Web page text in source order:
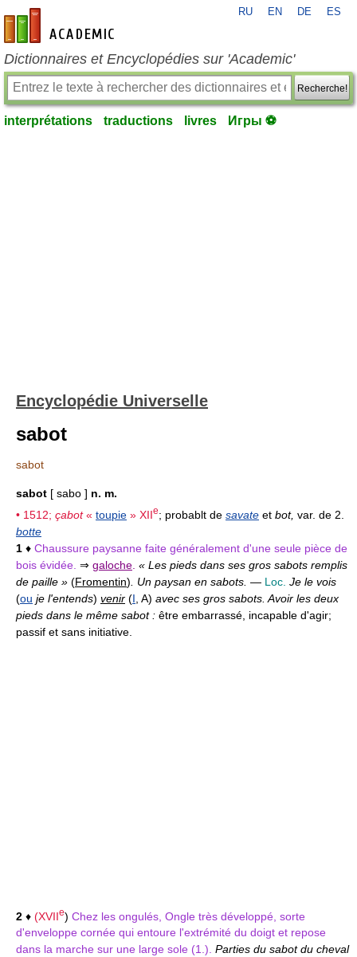
fr-academic.com
RU EN DE ES
Dictionnaires et Encyclopédies sur 'Academic'
Recherche!
interprétations traductions livres Игры ⚽
Encyclopédie Universelle
sabot
sabot
sabot [ sabo ] n. m.
• 1512; çabot« toupie » XIIe; probablt de savate et bot, var. de 2.
botte
1 ♦ Chaussure paysanne faite généralement d'une seule pièce de
bois évidée. ⇒ galoche « Les pieds dans ses gros sabots remplis
de paille » (Fromentin) . Un paysan en sabots. — Loc. Je le vois
(ou je l'entends) venir (I , A) avec ses gros sabots. Avoir les deux
pieds dans le même sabot : être embarrassé, incapable d'agir;
passif et sans initiative.
2 ♦ (XVIIe) Chez les ongulés, Ongle très développé, sorte
d'enveloppe cornée qui entoure l'extrémité du doigt et repose
dans la marche sur une large sole (1.). Parties du sabot du cheval